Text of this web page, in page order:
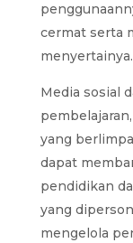
cermat serta
menyertainya.
Media sosial
yang
dapat
pendidikan
yang
mengelola